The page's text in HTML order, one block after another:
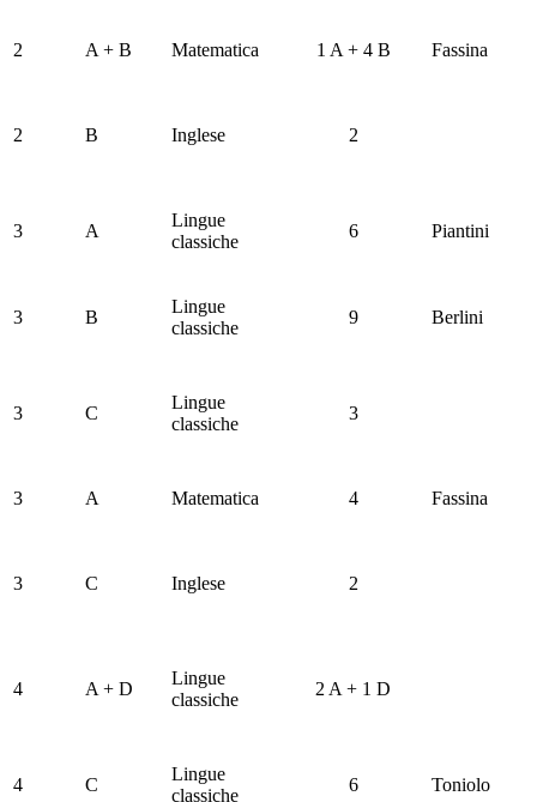
2 A + B Matematica 1 A + 4 B Fassina
2 B Inglese 2
3 A
Lingue
classiche
6 Piantini
3 B
Lingue
classiche
9 Berlini
3 C
Lingue
classiche
3
3 A Matematica 4 Fassina
3 C Inglese 2
4 A + D
Lingue
classiche
2 A + 1 D
4 C
Lingue
classiche
6 Toniolo